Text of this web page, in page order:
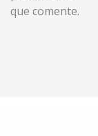
que comente.